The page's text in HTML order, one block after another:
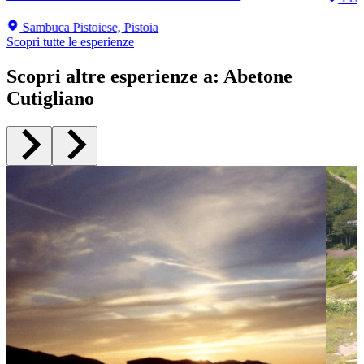
Sambuca Pistoiese, Pistoia
Scopri tutte le esperienze
Scopri altre esperienze a: Abetone
Cutigliano